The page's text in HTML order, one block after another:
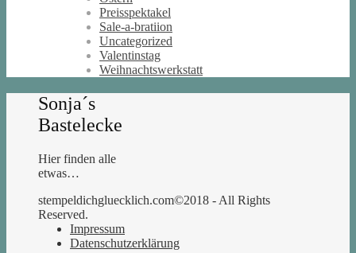
Preisspektakel
Sale-a-bratiion
Uncategorized
Valentinstag
Weihnachtswerkstatt
Sonja´s
Bastelecke
Hier finden alle
etwas…
stempeldichgluecklich.com©2018 - All Rights
Reserved.
Impressum
Datenschutzerklärung